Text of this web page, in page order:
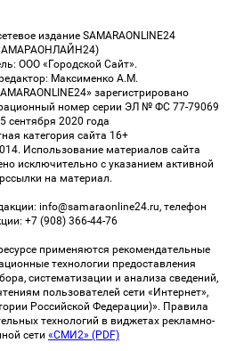
издание SAMARAONLINE24
ООО «Городской Сайт».
Максименко А.М.
зарегистрировано
номер серии ЭЛ № ФС 77-79069
сентября 2020 года
категория сайта 16+
Использование материалов сайта
исключительно с указанием активной
на материал.
info@samaraonline24.ru, телефон
+7 (908) 366-44-76
применяются рекомендательные
технологии предоставления
систематизации и анализа сведений,
пользователей сети «Интернет»,
Российской Федерации)». Правила
технологий в виджетах рекламно-
сети «СМИ2» (PDF)